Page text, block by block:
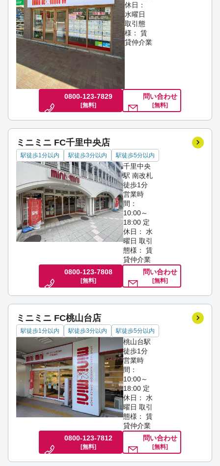
休日：
水曜日
取引態
様： 賃
貸仲介業
0800-123-7829
[無料]
問い合わせ
[無料]
ミニミニ FC千里中央店
駅徒歩1分以内 駅徒歩3分以内 駅徒歩5分以内
千里中央
駅 南改札
徒歩1分
営業時
間：
10:00～
18:00 定
休日： 水
曜日 取引
態様： 賃
貸仲介業
0800-123-7808
[無料]
問い合わせ
[無料]
ミニミニ FC桃山台店
駅徒歩1分以内 駅徒歩3分以内 駅徒歩5分以内
桃山台駅
徒歩1分
営業時
間：
10:00～
18:00 定
休日： 水
曜日 取引
態様： 賃
貸仲介業
0800-123-7812
[無料]
問い合わせ
[無料]